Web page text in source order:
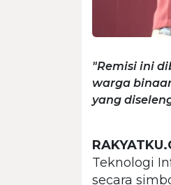
"Remisi ini
warga
yang
Teknologi
secara